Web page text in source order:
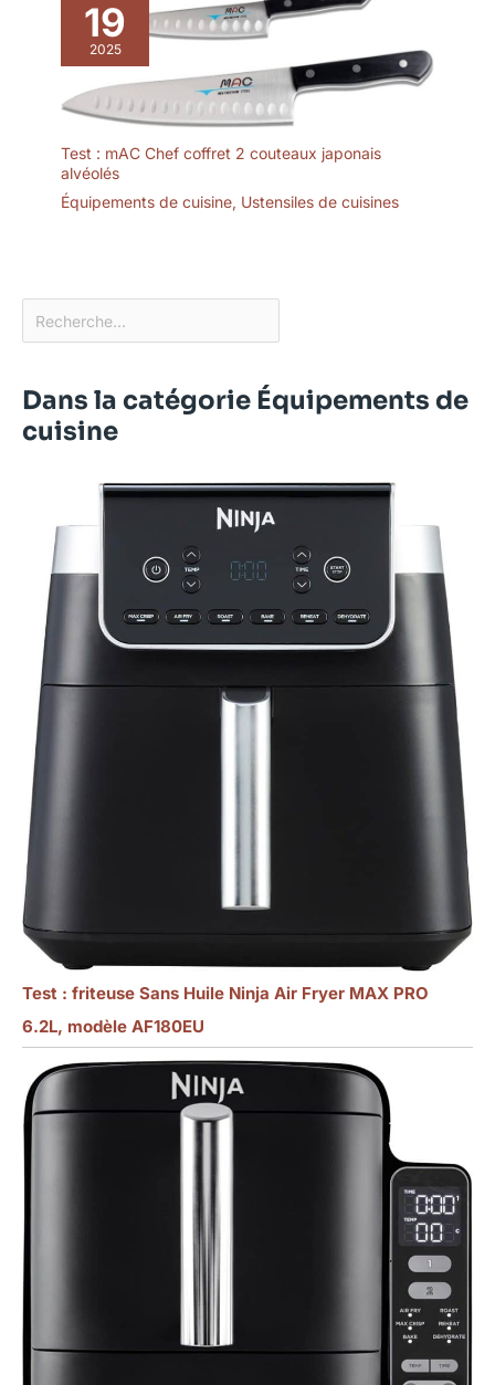
19
2025
Test : mAC Chef coffret 2 couteaux japonais
alvéolés
Équipements de cuisine, Ustensiles de cuisines
Dans la catégorie Équipements de
cuisine
Test : friteuse Sans Huile Ninja Air Fryer MAX PRO
6.2L, modèle AF180EU